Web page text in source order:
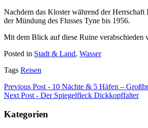
Nachdem das Kloster während der
der Mündung des Flusses Tyne bis 1956.
Mit dem Blick auf diese Ruine verabschieden
Posted in Stadt & Land, Wasser
Tags Reisen
Beitragsnavigation
Previous Post - Previous
post:
10 Nächte & 5 Häfen –
Next Post - Next
Der Spiegelfleck Dickkopffalter
Kategorien